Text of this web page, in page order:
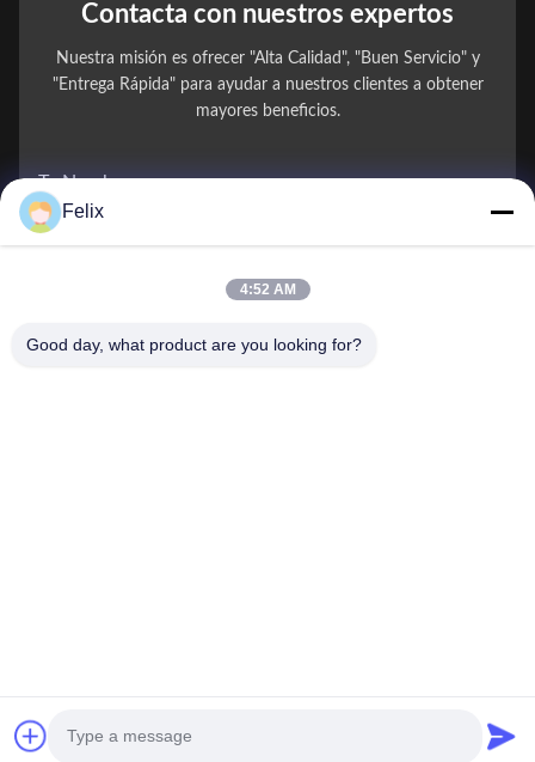
Contacta con nuestros expertos
Nuestra misión es ofrecer "Alta Calidad", "Buen Servicio" y
"Entrega Rápida" para ayudar a nuestros clientes a obtener
mayores beneficios.
Tu Nombre
Correo electrónico
Felix
4:52 AM
Good day, what product are you looking for?